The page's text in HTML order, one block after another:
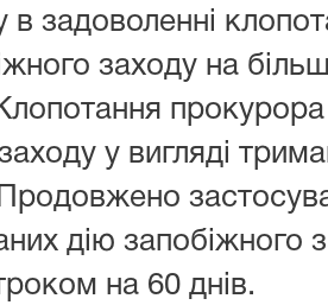
в задоволенні
заходу на
у вигляді
Продовжено
дію запобіжного
на 60 днів.